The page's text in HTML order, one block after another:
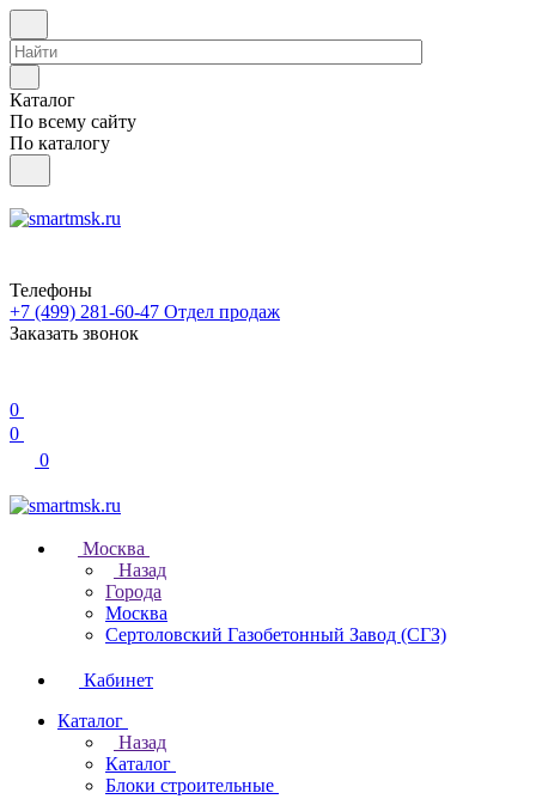
Каталог
По всему сайту
По каталогу
Телефоны
+7 (499) 281-60-47 Отдел продаж
Заказать звонок
0
0
0
Москва
Назад
Города
Москва
Сертоловский Газобетонный Завод (СГЗ)
Кабинет
Каталог
Назад
Каталог
Блоки строительные